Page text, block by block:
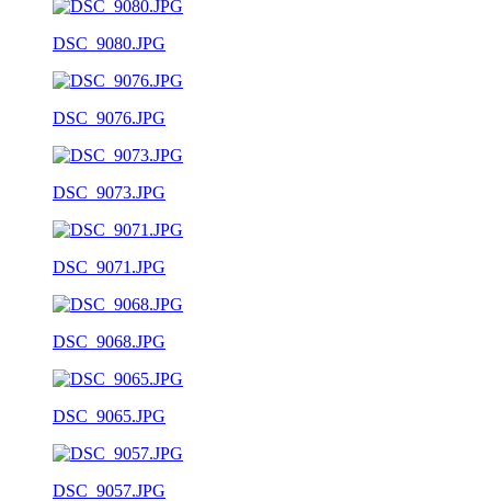
DSC_9080.JPG
DSC_9076.JPG
DSC_9073.JPG
DSC_9071.JPG
DSC_9068.JPG
DSC_9065.JPG
DSC_9057.JPG